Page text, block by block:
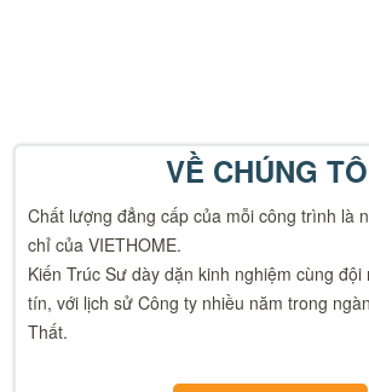
VỀ CHÚNG
Chất lượng đẳng cấp của mỗi công trình là
chỉ của VIETHOME.
Kiến Trúc Sư dày dặn kinh nghiệm cùng đội
tín, với lịch sử Công ty nhiều năm trong
Thất.